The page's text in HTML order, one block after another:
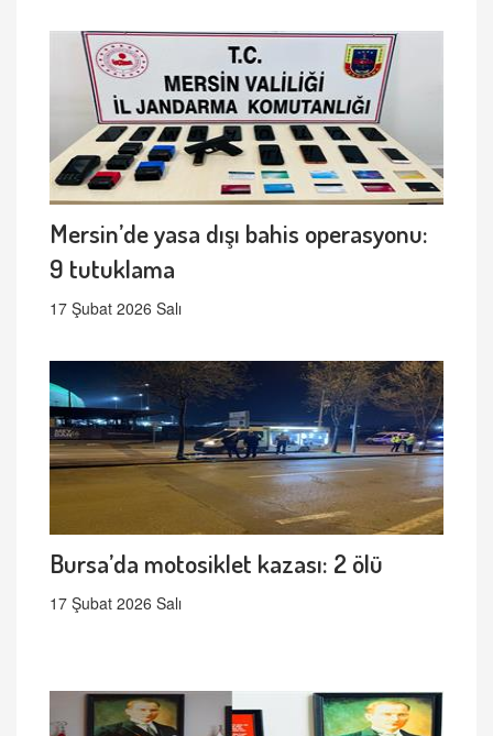
Mersin’de yasa dışı bahis operasyonu:
9 tutuklama
17 Şubat 2026 Salı
Bursa’da motosiklet kazası: 2 ölü
17 Şubat 2026 Salı